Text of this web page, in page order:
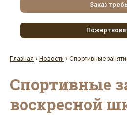
Заказ
Главная › Новости › Спортивные
Спортивные
воскресной